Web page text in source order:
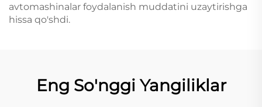
avtomashinalar foydalanish muddatini uzaytirishga
hissa qo'shdi.
Eng So'nggi Yangiliklar